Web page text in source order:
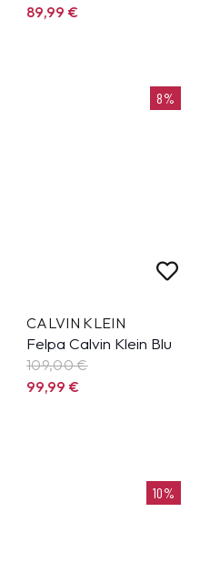
89,99€
8%
CALVIN KLEIN
Felpa Calvin Klein Blu
109,00 €
99,99€
10%